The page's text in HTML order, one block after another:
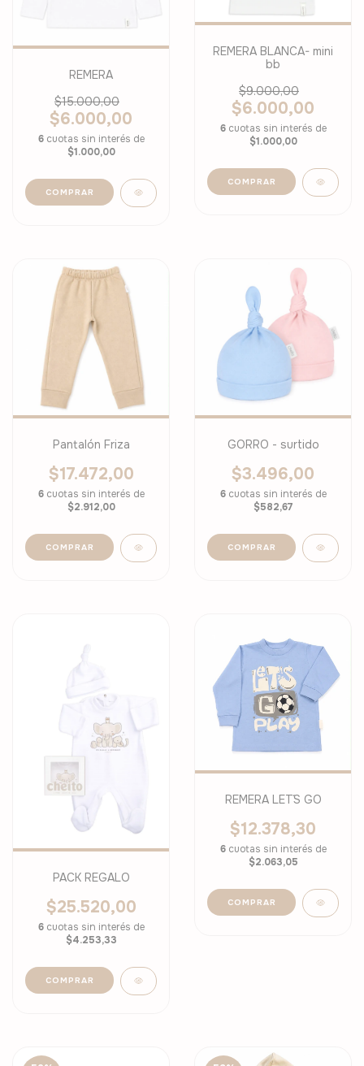
REMERA
$15.000,00
$6.000,00
6 cuotas sin interés de
$1.000,00
COMPRAR
REMERA BLANCA- mini
bb
$9.000,00
$6.000,00
6 cuotas sin interés de
$1.000,00
COMPRAR
Pantalón Friza
$17.472,00
6 cuotas sin interés de
$2.912,00
COMPRAR
GORRO - surtido
$3.496,00
6 cuotas sin interés de
$582,67
PACK REGALO
$25.520,00
6 cuotas sin interés de
$4.253,33
COMPRAR
REMERA LET´S GO
$12.378,30
6 cuotas sin interés de
$2.063,05
COMPRAR